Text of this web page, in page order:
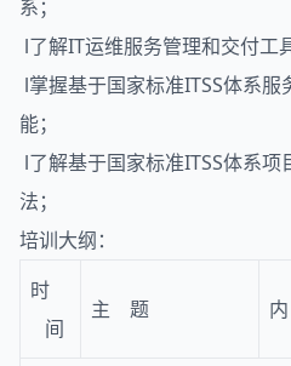
系；
l了解IT运维服务管理和交付工
l掌握基于国家标准ITSS体系
能；
l了解基于国家标准ITSS体系
法；
培训大纲：
时
间
主 题